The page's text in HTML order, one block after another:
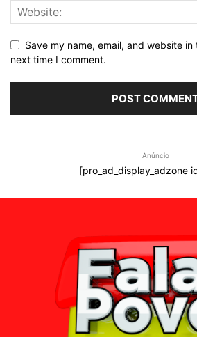
Save my name, email, and website
next time I comment.
Anúncio
[pro_ad_display_adzone